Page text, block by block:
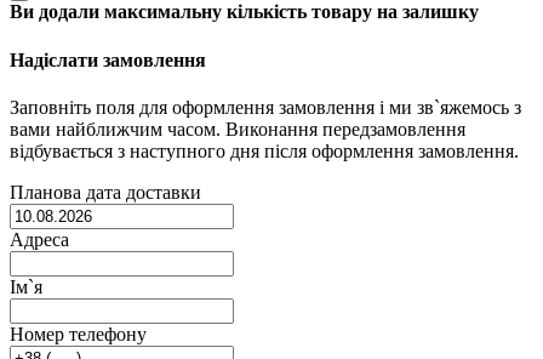
Ви додали максимальну кількість товару на залишку
Надіслати замовлення
Заповніть поля для оформлення замовлення і ми зв`яжемось з
вами найближчим часом. Виконання передзамовлення
відбувається з наступного дня після оформлення замовлення.
Планова дата доставки
Адреса
Ім`я
Номер телефону